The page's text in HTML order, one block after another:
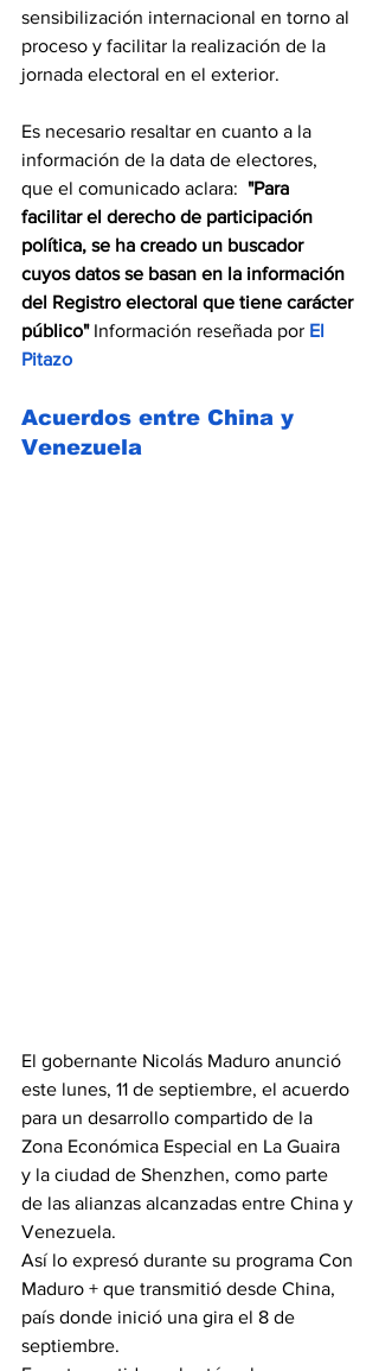
sensibilización internacional en torno al
proceso y facilitar la realización de la
jornada electoral en el exterior.
Es necesario resaltar en cuanto a la
información de la data de electores,
que el comunicado aclara: "Para
facilitar el derecho de participación
política, se ha creado un buscador
cuyos datos se basan en la información
del Registro electoral que tiene carácter
público" Información reseñada por El
Pitazo
Acuerdos entre China y
Venezuela
El gobernante Nicolás Maduro anunció
este lunes, 11 de septiembre, el acuerdo
para un desarrollo compartido de la
Zona Económica Especial en La Guaira
y la ciudad de Shenzhen, como parte
de las alianzas alcanzadas entre China y
Venezuela.
Así lo expresó durante su programa Con
Maduro + que transmitió desde China,
país donde inició una gira el 8 de
septiembre.